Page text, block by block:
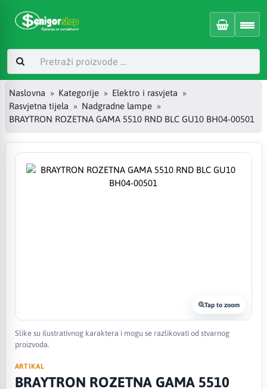
Naslovna Kategorije
Elektro i rasvjeta
Rasvjetna tijela
Nadgradne lampe
BRAYTRON ROZETNA GAMA 5510 RND BLC GU10 BH04-00501
Tap to zoom
Slike su ilustrativnog karaktera i mogu se razlikovati od stvarnog
proizvoda.
ARTIKAL
BRAYTRON ROZETNA GAMA 5510